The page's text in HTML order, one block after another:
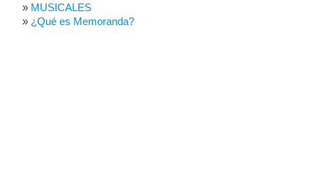
MUSICALES
¿Qué es Memoranda?